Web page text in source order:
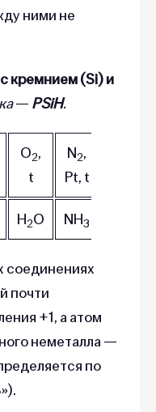
ними не
кремнием (Si) и
— PSiH.
O2,
t
N2,
Pt, t
H2O NH3
соединениях
почти
+1, а атом
неметалла —
по